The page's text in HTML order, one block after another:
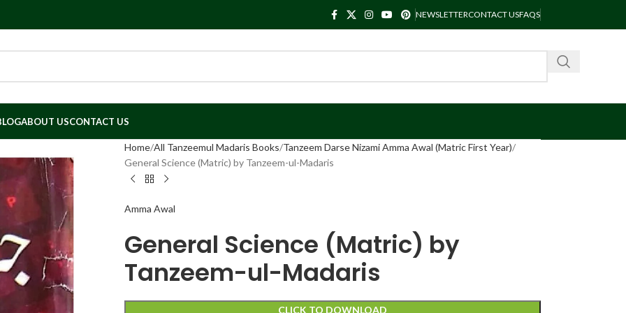
NEWSLETTERCONTACT USFAQS
ABOUT USCONTACT US
Home All Tanzeemul Madaris Books Tanzeem Darse Nizami Amma Awal (Matric First Year)
General Science (Matric) by Tanzeem-ul-Madaris
Amma Awal
General Science (Matric) by
Tanzeem-ul-Madaris
CLICK TO DOWNLOAD